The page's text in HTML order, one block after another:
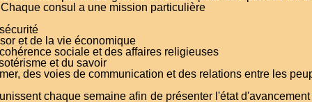
consul a une mission particulière
et de la vie économique
sociale et des affaires religieuses
et du savoir
des voies de communication et des relations entre les
chaque semaine afin de présenter l'état